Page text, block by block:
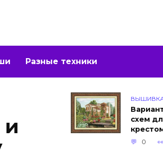
Разные техники
и
схем
0